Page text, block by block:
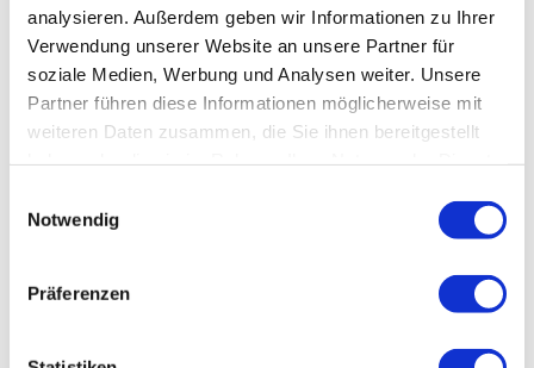
analysieren. Außerdem geben wir Informationen zu Ihrer
Verwendung unserer Website an unsere Partner für
soziale Medien, Werbung und Analysen weiter. Unsere
Partner führen diese Informationen möglicherweise mit
weiteren Daten zusammen, die Sie ihnen bereitgestellt
Notwendig
Präferenzen
Sie möchten einen Termin
vereinbaren?